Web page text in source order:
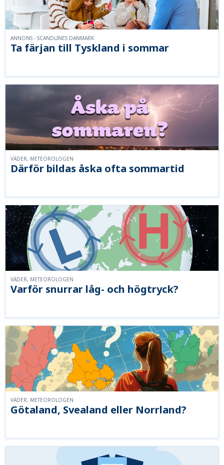
Ta färjan till Tyskland i sommar
ANNONS - SCANDLINES DANMARK
Därför bildas åska ofta sommartid
VÄDER, METEOROLOGEN
Varför snurrar låg- och högtryck?
VÄDER, METEOROLOGEN
Götaland, Svealand eller Norrland?
VÄDER, METEOROLOGEN